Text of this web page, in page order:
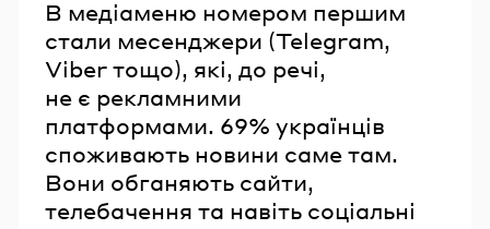
В медіаменю номером першим
стали месенджери (Telegram,
Viber тощо), які, до речі,
не є рекламними
платформами. 69% українців
споживають новини саме там.
Вони обганяють сайти,
телебачення та навіть соціальні